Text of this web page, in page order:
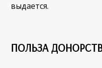
выдается.
ПОЛЬЗА